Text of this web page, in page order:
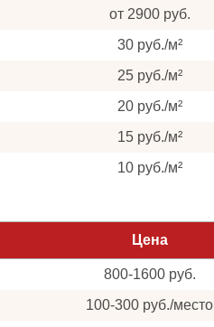
от 2900 руб.
30 руб./м²
25 руб./м²
20 руб./м²
15 руб./м²
10 руб./м²
Цена
800-1600 руб.
100-300 руб./место